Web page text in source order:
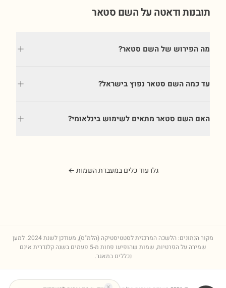
תובנות ודאטה על השם סטאר
מה הפירוש של השם סטאר?
עד כמה השם סטאר נפוץ בישראל?
האם השם סטאר מתאים לשימוש בינלאומי?
גלו עוד כלים במעבדת השמות ←
מקור הנתונים: הלשכה המרכזית לסטטיסטיקה (הלמ"ס), מעודכן לשנת2024. למען
שמירה על הפרטיות, שמות שהופיעו פחות מ-5 פעמים בשנה קלנדרית אינם
נכללים במאגר.